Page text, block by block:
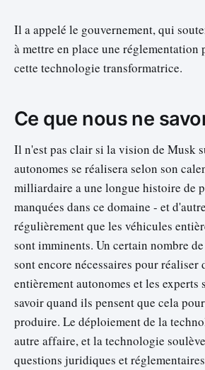
Il a appelé le gouvernement, qui
à mettre en place une réglementation
cette technologie transformatrice.
Ce que nous ne
Il n'est pas clair si la vision de Musk
autonomes se réalisera selon son
milliardaire a une longue histoire de
manquées dans ce domaine - et
régulièrement que les véhicules
sont imminents. Un certain nombre
sont encore nécessaires pour réaliser
entièrement autonomes et les experts
savoir quand ils pensent que cela
produire. Le déploiement de la
autre affaire, et la technologie
questions juridiques et